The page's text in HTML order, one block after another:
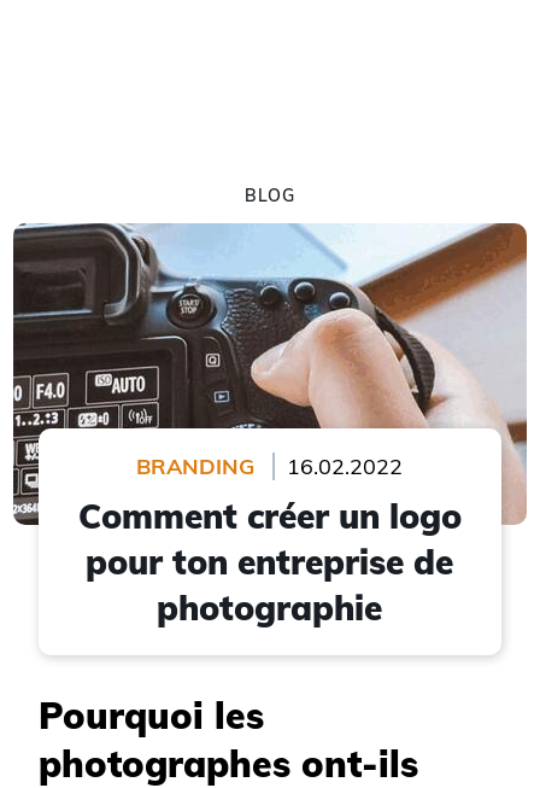
BLOG
BRANDING 16.02.2022
Comment créer un logo
pour ton entreprise de
photographie
Pourquoi les
photographes ont-ils